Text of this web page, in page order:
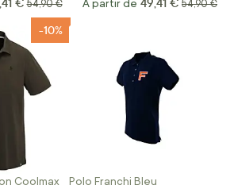
Prix normal
54,90 € À partir de Prix
54,90 €
Coolmax
-10%
Polo Franchi Bleu